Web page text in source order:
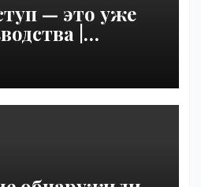
— это уже
|